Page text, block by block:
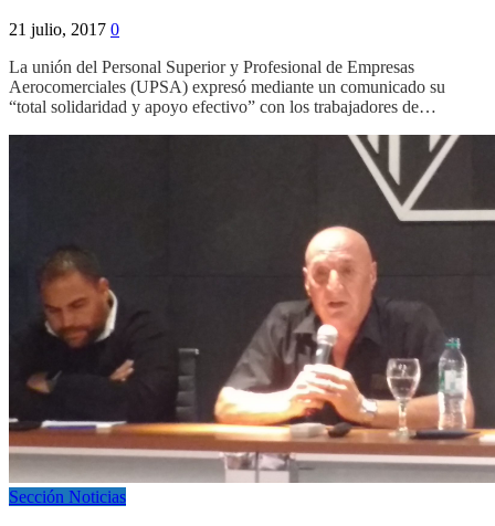
21 julio, 2017 0
La unión del Personal Superior y Profesional de Empresas
Aerocomerciales (UPSA) expresó mediante un comunicado su
“total solidaridad y apoyo efectivo” con los trabajadores de…
Sección Noticias